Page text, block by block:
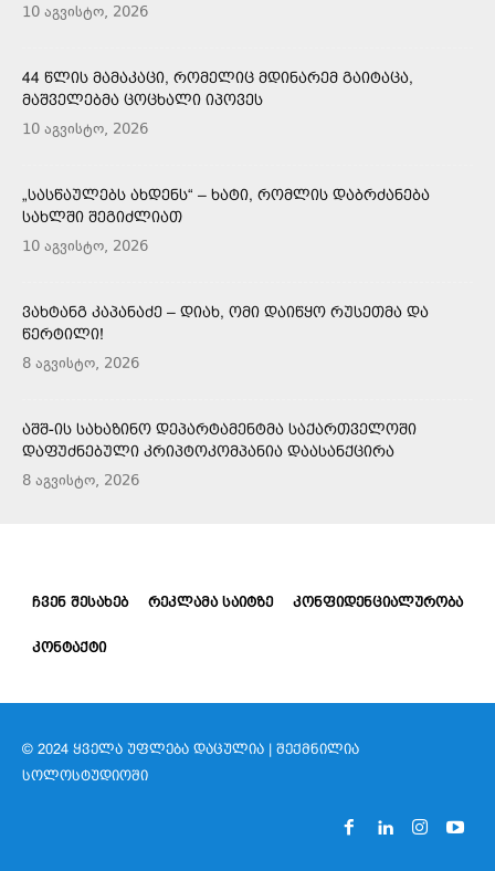
10 აგვისტო, 2026
44 ᲬᲚᲘᲡ ᲛᲐᲛᲐᲙᲐᲪᲘ, ᲠᲝᲛᲔᲚᲘᲪ ᲛᲓᲘᲜᲐᲠᲔᲛ ᲒᲐᲘᲢᲐᲪᲐ,
ᲛᲐᲨᲕᲔᲚᲔᲑᲛᲐ ᲪᲝᲪᲮᲐᲚᲘ ᲘᲞᲝᲕᲔᲡ
10 აგვისტო, 2026
„ᲡᲐᲡᲬᲐᲣᲚᲔᲑᲡ ᲐᲮᲓᲔᲜᲡ“ – ᲮᲐᲢᲘ, ᲠᲝᲛᲚᲘᲡ ᲓᲐᲑᲠᲫᲐᲜᲔᲑᲐ
ᲡᲐᲮᲚᲨᲘ ᲨᲔᲒᲘᲫᲚᲘᲐᲗ
10 აგვისტო, 2026
ᲕᲐᲮᲢᲐᲜᲒ ᲙᲐᲞᲐᲜᲐᲫᲔ – ᲓᲘᲐᲮ, ᲝᲛᲘ ᲓᲐᲘᲬᲧᲝ ᲠᲣᲡᲔᲗᲛᲐ ᲓᲐ
ᲬᲔᲠᲢᲘᲚᲘ!
8 აგვისტო, 2026
ᲐᲨᲨ-ᲘᲡ ᲡᲐᲮᲐᲖᲘᲜᲝ ᲓᲔᲞᲐᲠᲢᲐᲛᲔᲜᲢᲛᲐ ᲡᲐᲥᲐᲠᲗᲕᲔᲚᲝᲨᲘ
ᲓᲐᲤᲣᲫᲜᲔᲑᲣᲚᲘ ᲙᲠᲘᲞᲢᲝᲙᲝᲛᲞᲐᲜᲘᲐ ᲓᲐᲐᲡᲐᲜᲥᲪᲘᲠᲐ
8 აგვისტო, 2026
ᲩᲕᲔᲜ ᲨᲔᲡᲐᲮᲔᲑ ᲠᲔᲙᲚᲐᲛᲐ ᲡᲐᲘᲢᲖᲔ ᲙᲝᲜᲤᲘᲓᲔᲜᲪᲘᲐᲚᲣᲠᲝᲑᲐ
ᲙᲝᲜᲢᲐᲥᲢᲘ
© 2024 ᲧᲕᲔᲚᲐ ᲣᲤᲚᲔᲑᲐ ᲓᲐᲪᲣᲚᲘᲐ | ᲨᲔᲥᲛᲜᲘᲚᲘᲐ
ᲡᲝᲚᲝᲡᲢᲣᲓᲘᲝᲨᲘ